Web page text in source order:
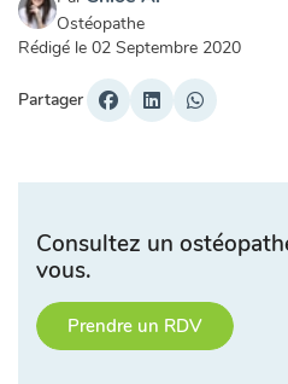
Ostéopathe
Rédigé le 02 Septembre 2020
Partager
Consultez un
vous.
Prendre un RDV